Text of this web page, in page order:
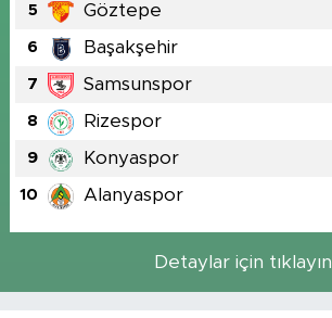
5 Göztepe
6 Başakşehir
7 Samsunspor
8 Rizespor
9 Konyaspor
10 Alanyaspor
Detaylar için tıklayın